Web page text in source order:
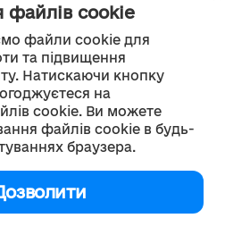
файлів cookie
файли cookie для
та підвищення
Натискаючи кнопку
на
cookie. Ви можете
файлів cookie в будь-
браузера.
2022
для комунікації реформи місцевого
влади в Україні.
- ГО «Портал «Децентралізація»
4.0 International license,
зазначено інше